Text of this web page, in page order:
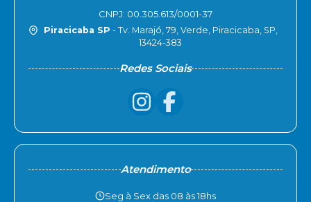
CNPJ: 00.305.613/0001-37
Piracicaba SP - Tv. Marajó, 79, Verde, Piracicaba, SP,
13424-383
Redes Sociais
Atendimento
Seg à Sex das 08 às 18hs